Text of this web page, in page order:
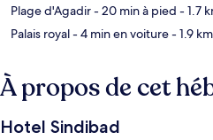
Plage d'Agadir- 20 min à pied - 1.7
Palais royal- 4 min en voiture- 1.9 km
À propos de cet
Hotel Sindibad